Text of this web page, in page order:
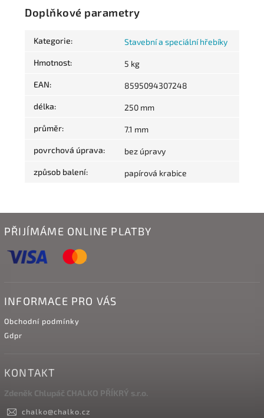
Doplňkové parametry
Kategorie: Stavební a speciální hřebíky
Hmotnost: 5 kg
EAN: 8595094307248
délka: 250 mm
průměr: 7.1 mm
povrchová úprava: bez úpravy
způsob balení: papírová krabice
PŘIJÍMÁME ONLINE PLATBY
INFORMACE PRO VÁS
Obchodní podmínky
Gdpr
KONTAKT
Zdeněk Chlupáč CHALKO PŘÍKRÝ s.r.o.
chalko@chalko.cz